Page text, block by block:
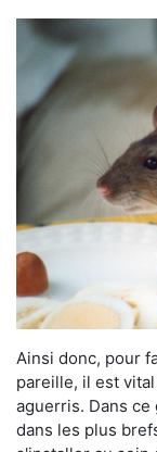
Ainsi donc, pour
pareille, il est
aguerris. Dans
dans les plus